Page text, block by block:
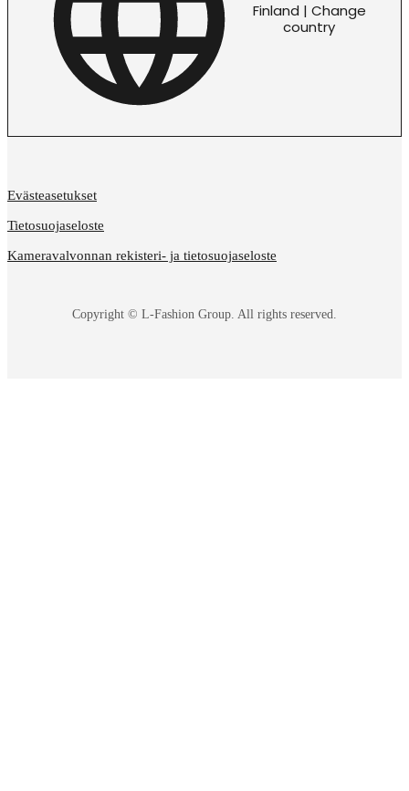
Finland | Change
country
Copyright © L-Fashion Group. All rights reserved.
Evästeasetukset
Tietosuojaseloste
Kameravalvonnan rekisteri- ja tietosuojaseloste